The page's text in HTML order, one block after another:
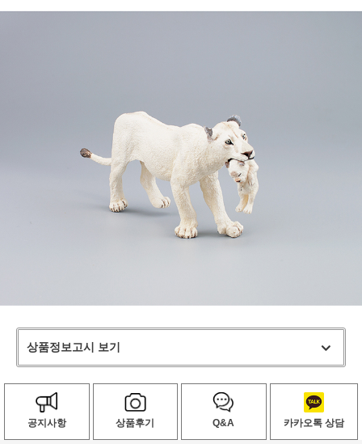
상품정보고시 보기
공지사항 상품후기 Q&A 카카오톡 상담